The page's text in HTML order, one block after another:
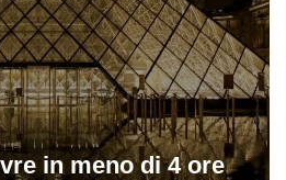
in meno di 4 ore